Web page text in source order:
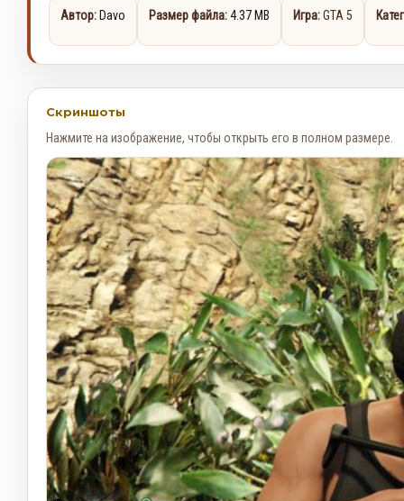
Автор: Davo Размер файла:4.37 MB Игра:GTA 5
Скриншоты
Нажмите на изображение, чтобы открыть его в полном размере.